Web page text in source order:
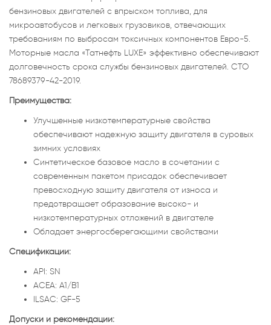
бензиновых двигателей с впрыском топлива, для
микроавтобусов и легковых грузовиков, отвечающих
требованиям по выбросам токсичных компонентов Евро-5.
Моторные масла «Татнефть LUXE» эффективно обеспечивают
долговечность срока службы бензиновых двигателей. СТО
78689379-42-2019.
Преимущества:
Улучшенные низкотемпературные свойства
обеспечивают надежную защиту двигателя в суровых
зимних условиях
Синтетическое базовое масло в сочетании с
современным пакетом присадок обеспечивает
превосходную защиту двигателя от износа и
предотвращает образование высоко- и
низкотемпературных отложений в двигателе
Обладает энергосберегающими свойствами
Спецификации:
API: SN
ACEA: A1/B1
ILSAC: GF-5
Допуски и рекомендации: